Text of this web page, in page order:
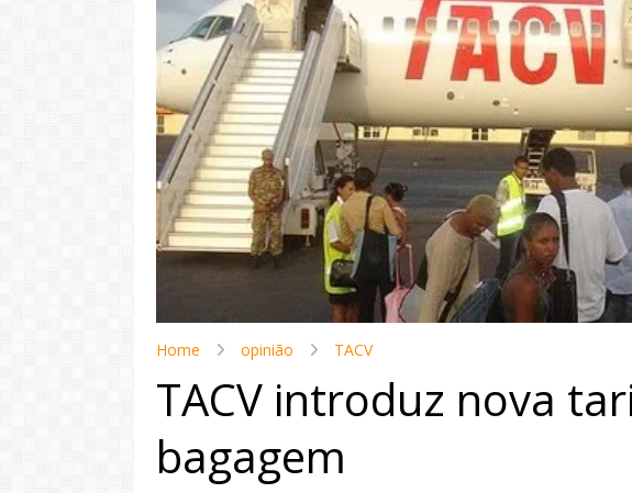
Home opinião TACV
TACV introduz nova
bagagem
Video: Caboverdiana konta
motivo ki fazel larga
Portugal pa volta pa Cabo
Verde
LER MAIS